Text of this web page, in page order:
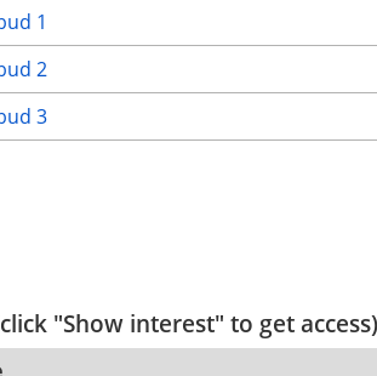
1
2
3
"Show interest" to get access)